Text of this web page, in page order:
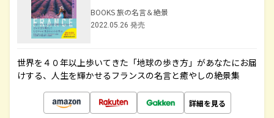
BOOKS 旅の名言＆絶景
2022.05.26 発売
世界を４０年以上歩いてきた「地球の歩き方」があなたにお届
けする、人生を輝かせるフランスの名言と癒やしの絶景集
詳細を見る